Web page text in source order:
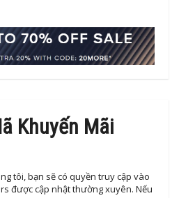
Khuyến Mãi
tôi, bạn sẽ có quyền truy cập vào
được cập nhật thường xuyên. Nếu